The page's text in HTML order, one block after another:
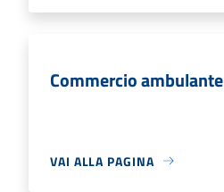
Commercio ambulante
VAI ALLA PAGINA